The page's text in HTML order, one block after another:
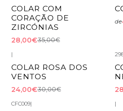
COLAR COM
CORAÇÃO DE
ZIRCÓNIAS
28,00€35,00€
de
|
COLAR ROSA DOS
VENTOS
24,00€30,00€
CFC009| |